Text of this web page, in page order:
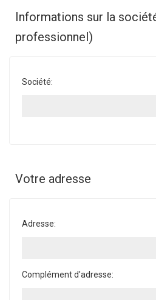
Informations sur la
professionnel)
Société:
Votre adresse
Adresse:
Complément d'adresse: